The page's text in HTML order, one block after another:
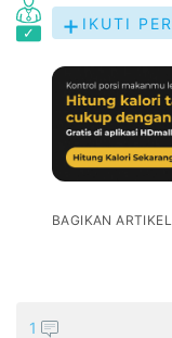
IKUTI
BAGIKAN
1